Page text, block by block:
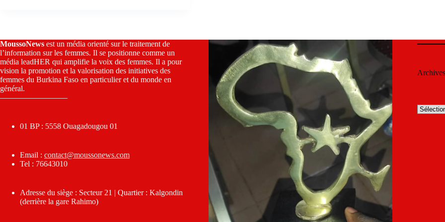
MoussoNews est un média orienté sur le traitement de
l’information sur les femmes. Il se positionne comme un
média leadHER qui amplifie la voix des femmes. Il a pour
vision la promotion et la valorisation des initiatives des
femmes du Burkina Faso en particulier et du monde en
général.
————————–
01 BP : 5558 Ouagadougou 01
Email : contact@moussonews.com
Tel : 76643010
Adresse du siège : Secteur 21 | Quartier : Kalgondin
(derrière la gare Rahimo)
Archives
Archives